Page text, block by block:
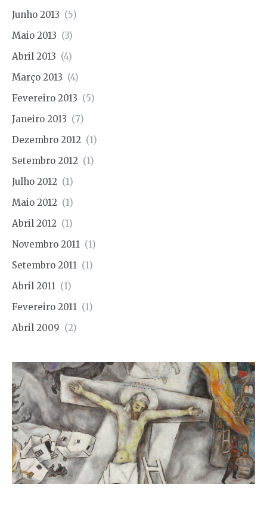
Junho 2013 (5)
Maio 2013 (3)
Abril 2013 (4)
Março 2013 (4)
Fevereiro 2013 (5)
Janeiro 2013 (7)
Dezembro 2012 (1)
Setembro 2012 (1)
Julho 2012 (1)
Maio 2012 (1)
Abril 2012 (1)
Novembro 2011 (1)
Setembro 2011 (1)
Abril 2011 (1)
Fevereiro 2011 (1)
Abril 2009 (2)